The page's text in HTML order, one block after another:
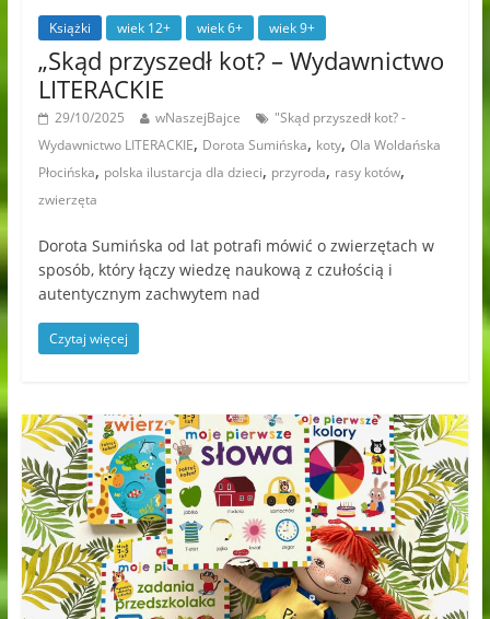
Książki wiek 12+ wiek 6+ wiek 9+
„Skąd przyszedł kot? – Wydawnictwo
LITERACKIE
29/10/2025 wNaszejBajce
"Skąd przyszedł kot? -
Wydawnictwo LITERACKIE, Dorota Sumińska, koty, Ola Woldańska
Płocińska, polska ilustarcja dla dzieci, przyroda, rasy kotów,
zwierzęta
Dorota Sumińska od lat potrafi mówić o zwierzętach w
sposób, który łączy wiedzę naukową z czułością i
autentycznym zachwytem nad
Czytaj więcej